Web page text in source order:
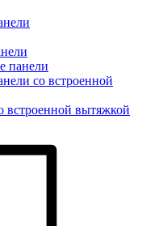
панели
со встроенной
встроенной вытяжкой